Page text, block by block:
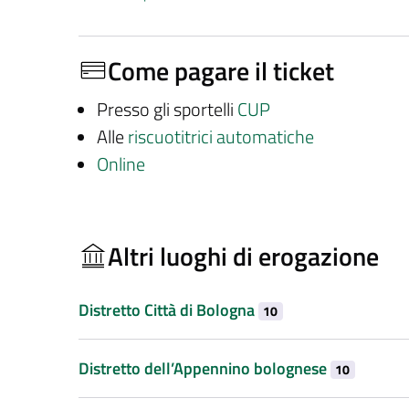
Come pagare il ticket
Presso gli sportelli CUP
Alleriscuotitrici automatiche
Online
Altri luoghi di erogazione
Distretto Città di Bologna 10
Distretto dell’Appennino bolognese 10